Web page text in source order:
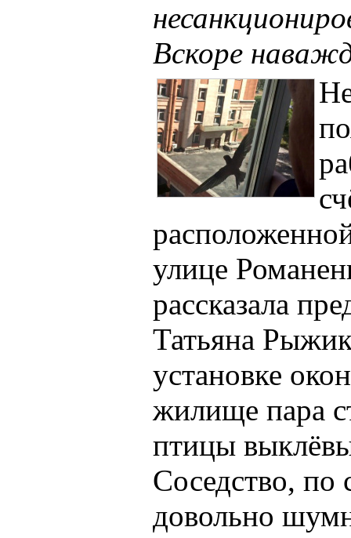
Вскоре
улице
рассказала
Татьяна
установке
жилище пара
птицы
Соседство, по
довольно